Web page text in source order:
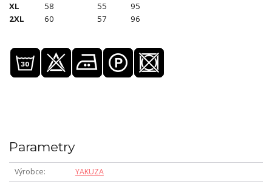
XL
58 55
95
2XL
60 57 96
Parametry
Výrobce
YAKUZA